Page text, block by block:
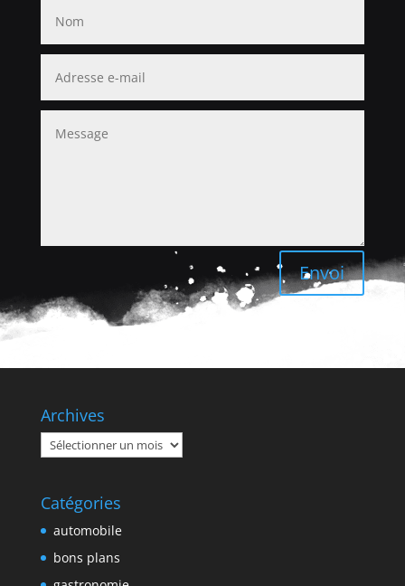
Envoi
Archives
Archives
Catégories
automobile
bons plans